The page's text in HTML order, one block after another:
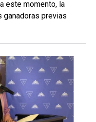
este momento, la
ganadoras previas